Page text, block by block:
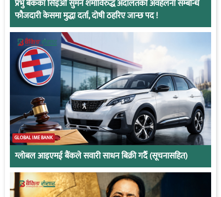
प्रभु बैंकका सिइओ सुमन शर्माविरुद्ध अदालतको अवहेलना सम्बन्धि
फौजदारी केसमा मुद्धा दर्ता, दोषी ठहरिए जान्छ पद !
GLOBAL IME BANK
ग्लोबल आइएमई बैंकले सवारी साधन बिक्री गर्दै (सूचनासहित)